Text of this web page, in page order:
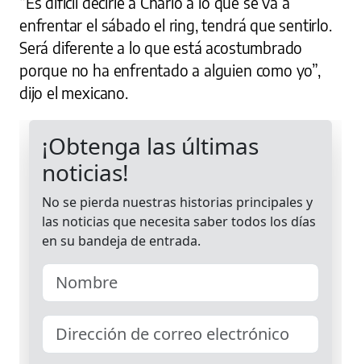
enfrentar el sábado el ring, tendrá que sentirlo.
Será diferente a lo que está acostumbrado
porque no ha enfrentado a alguien como yo”,
dijo el mexicano.